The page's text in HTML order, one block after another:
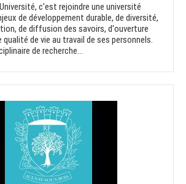
c'est rejoindre une université
de développement durable, de diversité,
de diffusion des savoirs, d'ouverture
qualité de vie au travail de ses personnels.
de recherche...